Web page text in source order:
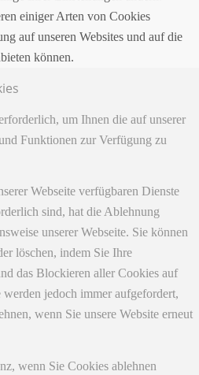
einiger Arten von Cookies
auf unseren Websites und auf die
können.
um Ihnen die auf unserer
Funktionen zur Verfügung zu
Webseite verfügbaren Dienste
sind, hat die Ablehnung
unserer Webseite. Sie können
löschen, indem Sie Ihre
das Blockieren aller Cookies auf
jedoch immer aufgefordert,
wenn Sie unsere Website erneut
wenn Sie Cookies ablehnen